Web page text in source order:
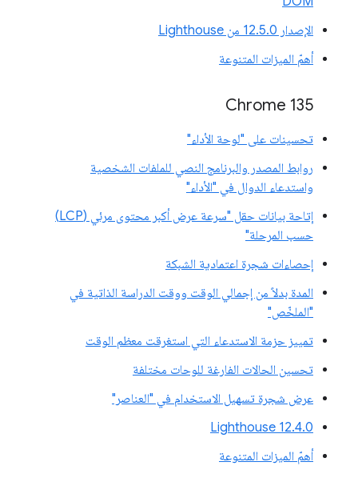
الإصدار 12.5.0 من Lighthouse
أهمّ الميزات المتنوعة
Chrome 135
تحسينات على "لوحة الأداء"
روابط المصدر والبرنامج النصي للملفات الشخصية
واستدعاء الدوال في "الأداء"
إتاحة بيانات حقل "سرعة عرض أكبر محتوى مرئي (LCP)
حسب المرحلة"
إحصاءات شجرة اعتمادية الشبكة
المدة بدلاً من إجمالي الوقت ووقت الدراسة الذاتية في
"الملخّص"
تمييز حزمة الاستدعاء التي استغرقت معظم الوقت
تحسين الحالات الفارغة للوحات مختلفة
عرض شجرة تسهيل الاستخدام في "العناصر"
‫Lighthouse 12.4.0
أهمّ الميزات المتنوعة